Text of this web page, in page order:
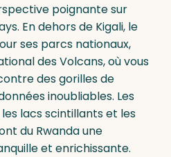
poignante sur
En dehors de Kigali, le
ses parcs nationaux,
des Volcans, où vous
des gorilles de
inoubliables. Les
lacs scintillants et les
du Rwanda une
et enrichissante.